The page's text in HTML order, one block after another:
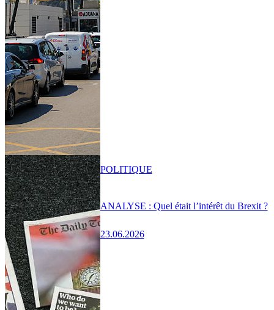
ANALYSE : Quel était l’intérêt du Brexit ?
23.06.2026
POLITIQUE